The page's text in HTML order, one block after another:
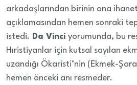
arkadaşlarından birinin ona
açıklamasından hemen sonraki
istedi. Da Vinci yorumunda, bu
Hıristiyanlar için kutsal sayılan
uzandığı Ökaristi’nin (Ekmek-
hemen önceki anı resmeder.